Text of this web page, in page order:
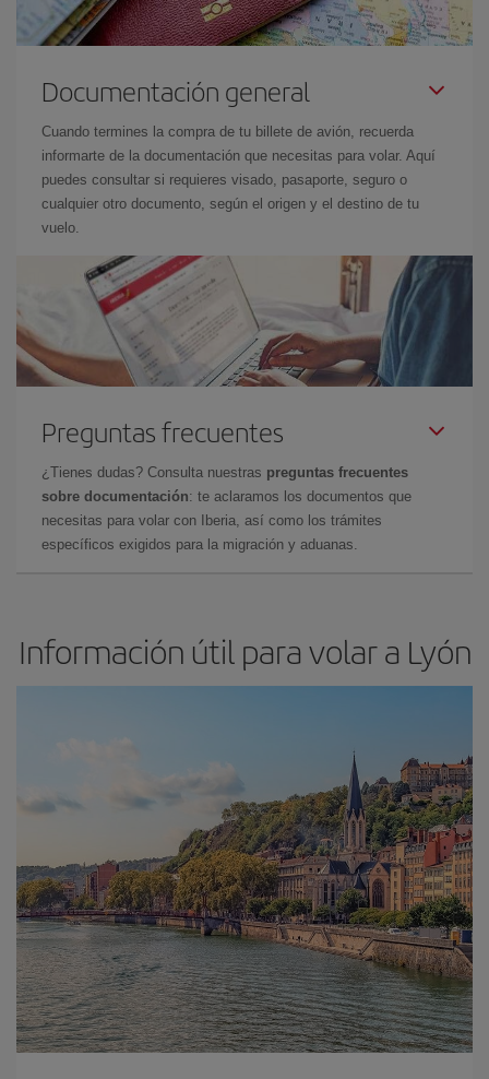
Documentación general
Cuando termines la compra de tu billete de avión, recuerda
informarte de la documentación que necesitas para volar. Aquí
puedes consultar si requieres visado, pasaporte, seguro o
cualquier otro documento, según el origen y el destino de tu
vuelo.
Preguntas frecuentes
¿Tienes dudas? Consulta nuestras preguntas frecuentes
sobre documentación: te aclaramos los documentos que
necesitas para volar con Iberia, así como los trámites
específicos exigidos para la migración y aduanas.
Información útil para volar a Lyón